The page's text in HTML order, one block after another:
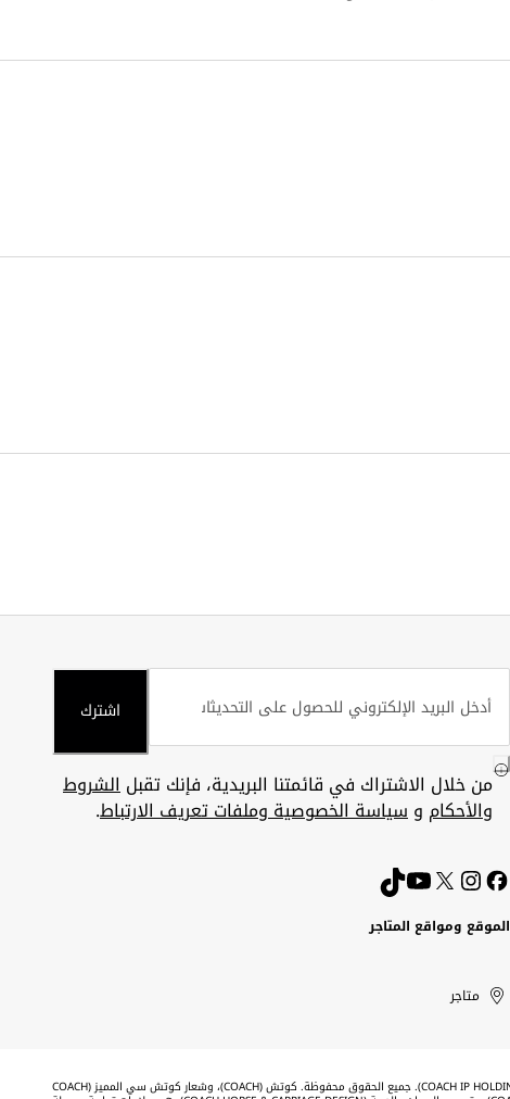
اشترك
من خلال الاشتراك في قائمتنا البريدية، فإنك تقبلالشروط
والأحكام وسياسة الخصوصية وملفات تعريف الارتباط.
الموقع ومواقع المتاجر
United
Arab
Kuwait
الإمارات
العربية
الكويت
متاجر
©2026 شركة كوتش لحفظ الحقوق الفكرية (COACH IP HOLDINGS LLC). جميع الحقوق محفوظة. كوتش (COACH)، وشعار كوتش سي المميز (COACH